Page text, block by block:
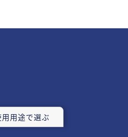
用用途で選ぶ